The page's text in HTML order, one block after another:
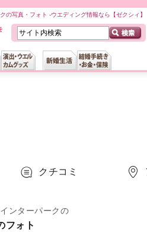
の写真・フォト -ウエディング情報なら【ゼクシィ】
クチコミ
ンターパークの
フォト